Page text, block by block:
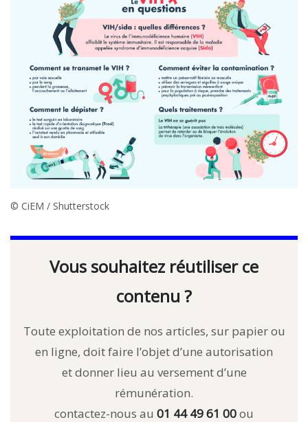
© CiEM / Shutterstock
Vous souhaitez réutiliser ce
contenu ?
Toute exploitation de nos articles, sur papier ou
en ligne, doit faire l’objet d’une autorisation
et donner lieu au versement d’une
rémunération.
contactez-nous au 01 44 49 61 00ou